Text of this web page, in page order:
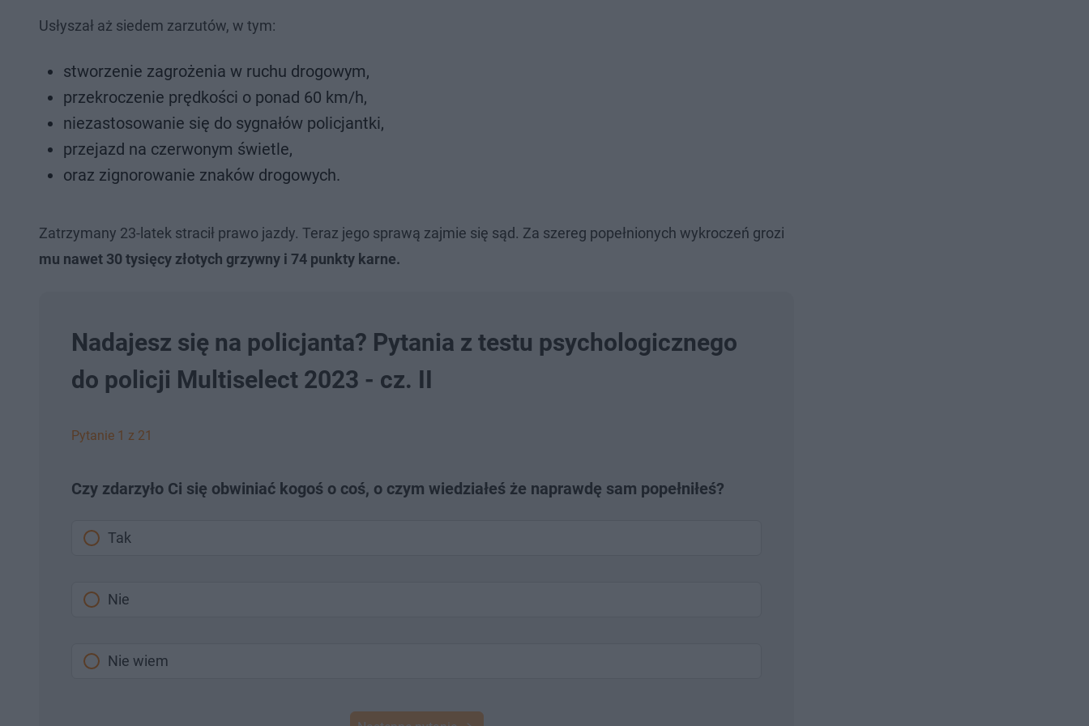
Usłyszał aż siedem zarzutów, w tym:
stworzenie zagrożenia w ruchu drogowym,
przekroczenie prędkości o ponad 60 km/h,
niezastosowanie się do sygnałów policjantki,
przejazd na czerwonym świetle,
oraz zignorowanie znaków drogowych.
Zatrzymany 23-latek stracił prawo jazdy. Teraz jego sprawą zajmie się sąd. Za szereg popełnionych wykroczeń grozi
mu nawet 30 tysięcy złotych grzywny i 74 punkty karne.
Nadajesz się na policjanta? Pytania z testu psychologicznego
do policji Multiselect 2023 - cz. II
Pytanie 1 z 21
Czy zdarzyło Ci się obwiniać kogoś o coś, o czym wiedziałeś że naprawdę sam popełniłeś?
Tak
Nie
Nie wiem